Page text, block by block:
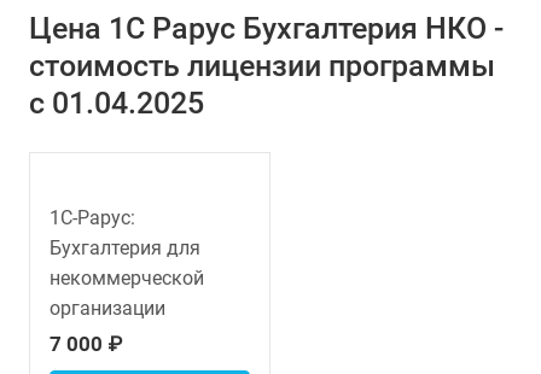
Цена 1С Рарус Бухгалтерия НКО -
стоимость лицензии программы
с 01.04.2025
1С-Рарус:
Бухгалтерия для
некоммерческой
организации
7 000 ₽